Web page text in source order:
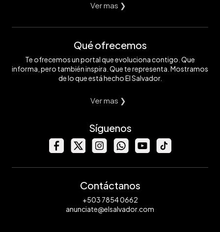
Ver mas ❯
Qué ofrecemos
Te ofrecemos un portal que evoluciona contigo. Que
informa, pero también inspira. Que te representa. Mostramos
de lo que está hecho El Salvador.
Ver mas ❯
Síguenos
Contáctanos
+503 7854 0662
anunciate@elsalvador.com